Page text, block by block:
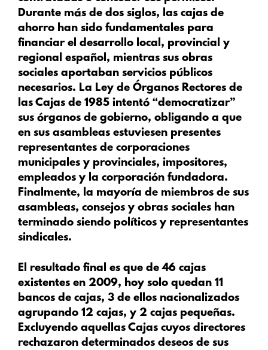
Durante más de dos siglos, las cajas de
ahorro han sido fundamentales para
financiar el desarrollo local, provincial y
regional español, mientras sus obras
sociales aportaban servicios públicos
necesarios. La Ley de Órganos Rectores de
las Cajas de 1985 intentó “democratizar”
sus órganos de gobierno, obligando a que
en sus asambleas estuviesen presentes
representantes de corporaciones
municipales y provinciales, impositores,
empleados y la corporación fundadora.
Finalmente, la mayoría de miembros de sus
asambleas, consejos y obras sociales han
terminado siendo políticos y representantes
sindicales.
El resultado final es que de 46 cajas
existentes en 2009, hoy solo quedan 11
bancos de cajas, 3 de ellos nacionalizados
agrupando 12 cajas, y 2 cajas pequeñas.
Excluyendo aquellas Cajas cuyos directores
rechazaron determinados deseos de sus